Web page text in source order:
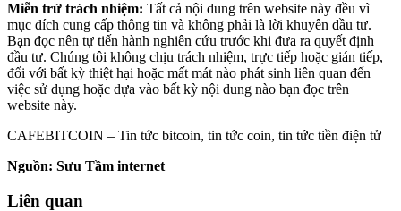
Miễn trừ trách nhiệm: Tất cả nội dung trên website này đều vì
mục đích cung cấp thông tin và không phải là lời khuyên đầu tư.
Bạn đọc nên tự tiến hành nghiên cứu trước khi đưa ra quyết định
đầu tư. Chúng tôi không chịu trách nhiệm, trực tiếp hoặc gián tiếp,
đối với bất kỳ thiệt hại hoặc mất mát nào phát sinh liên quan đến
việc sử dụng hoặc dựa vào bất kỳ nội dung nào bạn đọc trên
website này.
CAFEBITCOIN – Tin tức bitcoin, tin tức coin, tin tức tiền điện tử
Nguồn: Sưu Tầm internet
Liên quan